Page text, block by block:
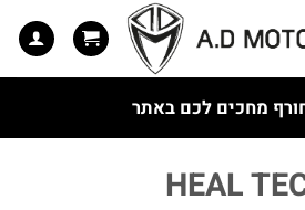
מחכים לכם באתר
HEAL